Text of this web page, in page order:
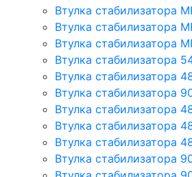
Втулка стабилизатора
Втулка стабилизатора
Втулка стабилизатора
Втулка стабилизатора
Втулка стабилизатора
Втулка стабилизатора
Втулка стабилизатора
Втулка стабилизатора
Втулка стабилизатора
Втулка стабилизатора